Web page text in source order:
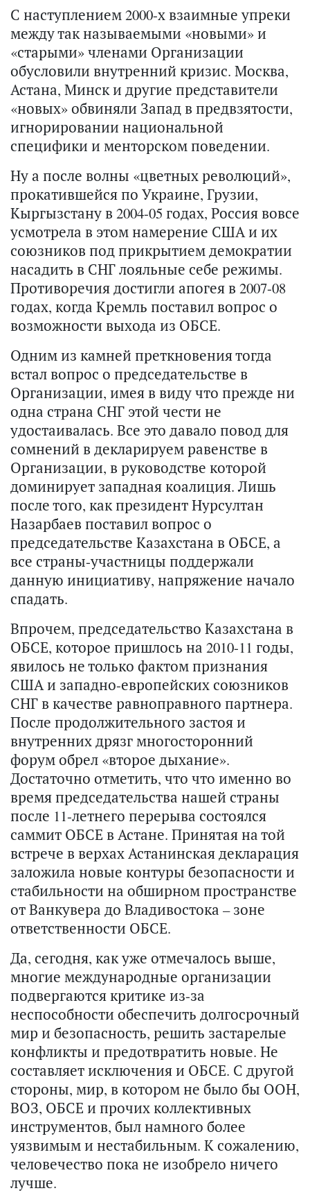
С наступлением 2000-х взаимные упреки
между так называемыми «новыми» и
«старыми» членами Организации
обусловили внутренний кризис. Москва,
Астана, Минск и другие представители
«новых» обвиняли Запад в предвзятости,
игнорировании национальной
специфики и менторском поведении.
Ну а после волны «цветных революций»,
прокатившейся по Украине, Грузии,
Кыргызстану в 2004-05 годах, Россия вовсе
усмотрела в этом намерение США и их
союзников под прикрытием демократии
насадить в СНГ лояльные себе режимы.
Противоречия достигли апогея в 2007-08
годах, когда Кремль поставил вопрос о
возможности выхода из ОБСЕ.
Одним из камней преткновения тогда
встал вопрос о председательстве в
Организации, имея в виду что прежде ни
одна страна СНГ этой чести не
удостаивалась. Все это давало повод для
сомнений в декларируем равенстве в
Организации, в руководстве которой
доминирует западная коалиция. Лишь
после того, как президент Нурсултан
Назарбаев поставил вопрос о
председательстве Казахстана в ОБСЕ, а
все страны-участницы поддержали
данную инициативу, напряжение начало
спадать.
Впрочем, председательство Казахстана в
ОБСЕ, которое пришлось на 2010-11 годы,
явилось не только фактом признания
США и западно-европейских союзников
СНГ в качестве равноправного партнера.
После продолжительного застоя и
внутренних дрязг многосторонний
форум обрел «второе дыхание».
Достаточно отметить, что что именно во
время председательства нашей страны
после 11-летнего перерыва состоялся
саммит ОБСЕ в Астане. Принятая на той
встрече в верхах Астанинская декларация
заложила новые контуры безопасности и
стабильности на обширном пространстве
от Ванкувера до Владивостока – зоне
ответственности ОБСЕ.
Да, сегодня, как уже отмечалось выше,
многие международные организации
подвергаются критике из-за
неспособности обеспечить долгосрочный
мир и безопасность, решить застарелые
конфликты и предотвратить новые. Не
составляет исключения и ОБСЕ. С другой
стороны, мир, в котором не было бы ООН,
ВОЗ, ОБСЕ и прочих коллективных
инструментов, был намного более
уязвимым и нестабильным. К сожалению,
человечество пока не изобрело ничего
лучше.